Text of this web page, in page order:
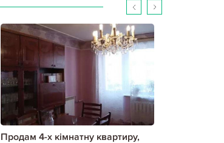
Продам 4-х кімнатну квартиру,